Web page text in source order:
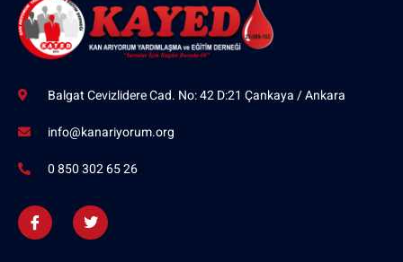
Balgat Cevizlidere Cad. No: 42 D:21 Çankaya / Ankara
info@kanariyorum.org
0 850 302 65 26